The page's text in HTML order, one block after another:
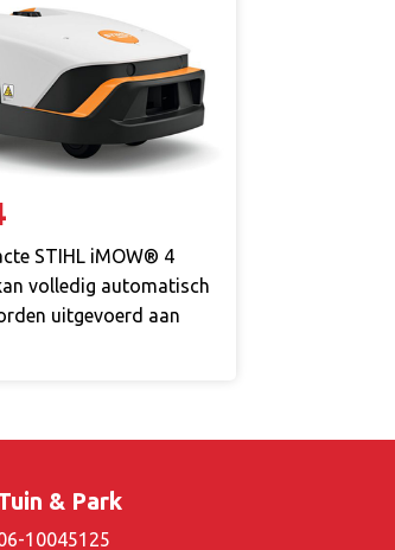
STIHL iMOW® 4
volledig automatisch
uitgevoerd aan
& Park
10045125